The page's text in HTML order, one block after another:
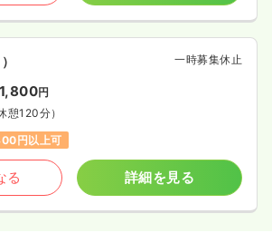
一時募集休止
円
憩120分）
円以上可
る 詳細を見る